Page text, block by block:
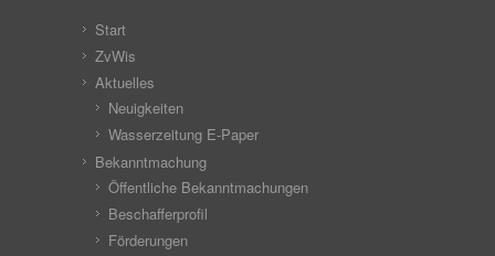
Start
ZvWis
Aktuelles
Neuigkeiten
Wasserzeitung E-Paper
Bekanntmachung
Öffentliche Bekanntmachungen
Beschafferprofil
Förderungen